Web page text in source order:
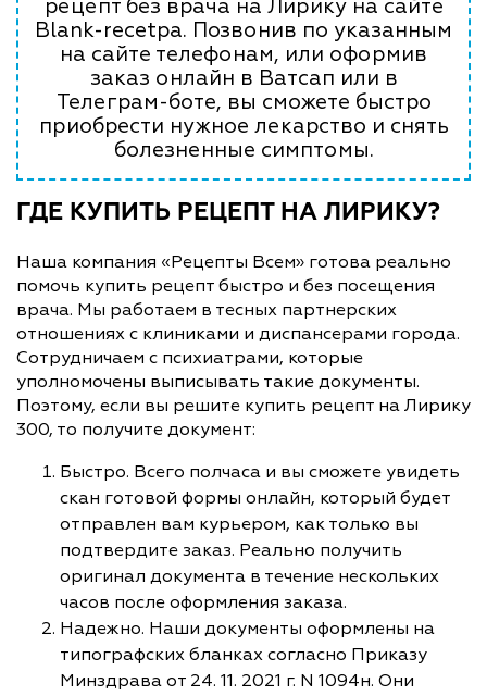
рецепт без врача на Лирику на сайте
Blank-recetpa. Позвонив по указанным
на сайте телефонам, или оформив
заказ онлайн в Ватсап или в
Телеграм-боте, вы сможете быстро
приобрести нужное лекарство и снять
болезненные симптомы.
ГДЕ КУПИТЬ РЕЦЕПТ НА ЛИРИКУ?
Наша компания «Рецепты Всем» готова реально
помочь купить рецепт быстро и без посещения
врача. Мы работаем в тесных партнерских
отношениях с клиниками и диспансерами города.
Сотрудничаем с психиатрами, которые
уполномочены выписывать такие документы.
Поэтому, если вы решите купить рецепт на Лирику
300, то получите документ:
Быстро. Всего полчаса и вы сможете увидеть
скан готовой формы онлайн, который будет
отправлен вам курьером, как только вы
подтвердите заказ. Реально получить
оригинал документа в течение нескольких
часов после оформления заказа.
Надежно. Наши документы оформлены на
типографских бланках согласно Приказу
Минздрава от 24. 11. 2021 г. N 1094н. Они